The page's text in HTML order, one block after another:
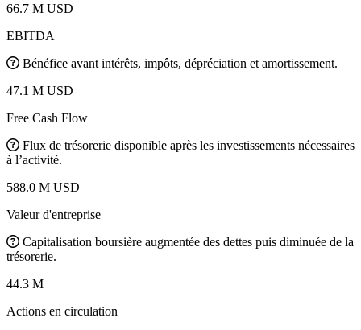
66.7 M USD
EBITDA
Bénéfice avant intérêts, impôts, dépréciation et amortissement.
47.1 M USD
Free Cash Flow
Flux de trésorerie disponible après les investissements nécessaires
à l’activité.
588.0 M USD
Valeur d'entreprise
Capitalisation boursière augmentée des dettes puis diminuée de la
trésorerie.
44.3 M
Actions en circulation